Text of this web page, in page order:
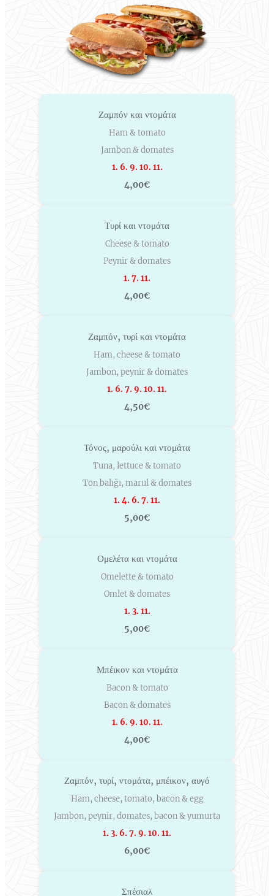
Ζαμπόν και ντομάτα
Ham & tomato
Jambon & domates
1. 6. 9. 10. 11.
4,00€
Τυρί και ντομάτα
Cheese & tomato
Peynir & domates
1. 7. 11.
4,00€
Ζαμπόν, τυρί και ντομάτα
Ham, cheese & tomato
Jambon, peynir & domates
1. 6. 7. 9. 10. 11.
4,50€
Τόνος, μαρούλι και ντομάτα
Tuna, lettuce & tomato
Ton balığı, marul & domates
1. 4. 6. 7. 11.
5,00€
Ομελέτα και ντομάτα
Omelette & tomato
Omlet & domates
1. 3. 11.
5,00€
Μπέικον και ντομάτα
Bacon & tomato
Bacon & domates
1. 6. 9. 10. 11.
4,00€
Ζαμπόν, τυρί, ντομάτα, μπέικον, αυγό
Ham, cheese, tomato, bacon & egg
Jambon, peynir, domates, bacon & yumurta
1. 3. 6. 7. 9. 10. 11.
6,00€
Σπέσιαλ